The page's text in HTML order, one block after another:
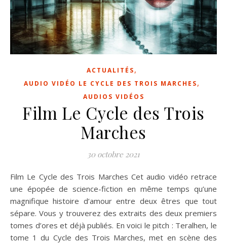
ACTUALITÉS,
AUDIO VIDÉO LE CYCLE DES TROIS MARCHES,
AUDIOS VIDÉOS
Film Le Cycle des Trois
Marches
30 octobre 2021
Film Le Cycle des Trois Marches Cet audio vidéo retrace
une épopée de science-fiction en même temps qu’une
magnifique histoire d’amour entre deux êtres que tout
sépare. Vous y trouverez des extraits des deux premiers
tomes d’ores et déjà publiés. En voici le pitch : Teralhen, le
tome 1 du Cycle des Trois Marches, met en scène des